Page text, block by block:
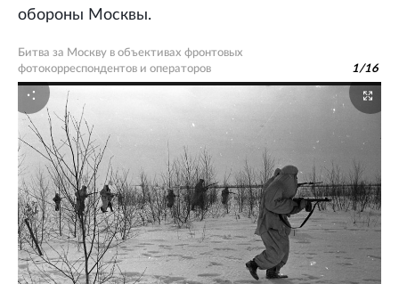
обороны Москвы.
Битва за Москву в объективах фронтовых
фотокорреспондентов и операторов
1/16